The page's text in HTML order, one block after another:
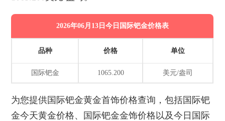
2026年06月13日今日国际钯金价格表
品种 价格 单位
国际钯金 1065.200 美元/盎司
为您提供国际钯金黄金首饰价格查询，包括国际钯
金今天黄金价格、国际钯金金饰价格以及今日国际